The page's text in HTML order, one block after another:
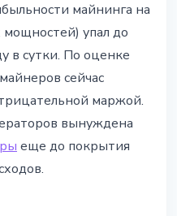
майнинга на
упал до
в сутки. По оценке
сейчас
маржой.
вынуждена
еще до покрытия